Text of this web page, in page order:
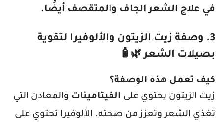
في علاج الشعر الجاف والمتقصف أيضًا.
3. وصفة زيت الزيتون والألوفيرا لتقوية
بصيلات الشعر 🌿🧴
كيف تعمل هذه الوصفة؟
زيت الزيتون يحتوي على الفيتامينات والمعادن التي
تغذي الشعر وتعزز من صحته. الألوفيرا تحتوي على